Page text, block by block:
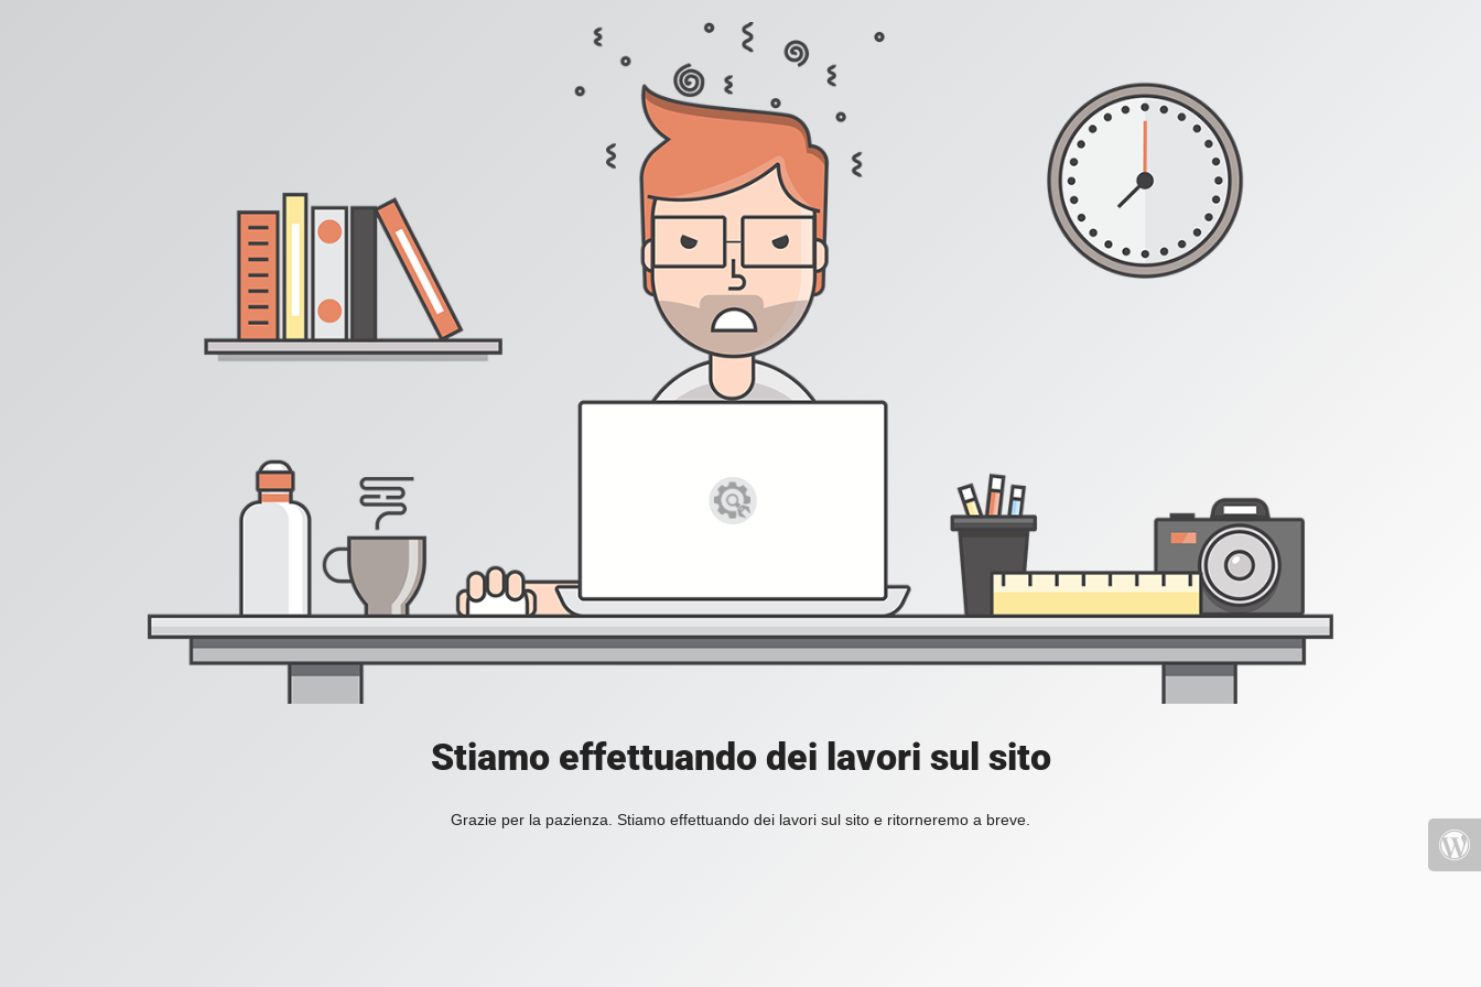
Stiamo effettuando dei lavori sul sito
Grazie per la pazienza. Stiamo effettuando dei lavori sul sito e ritorneremo a breve.